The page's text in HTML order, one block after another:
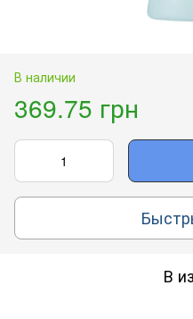
В наличии
369.75 грн
В